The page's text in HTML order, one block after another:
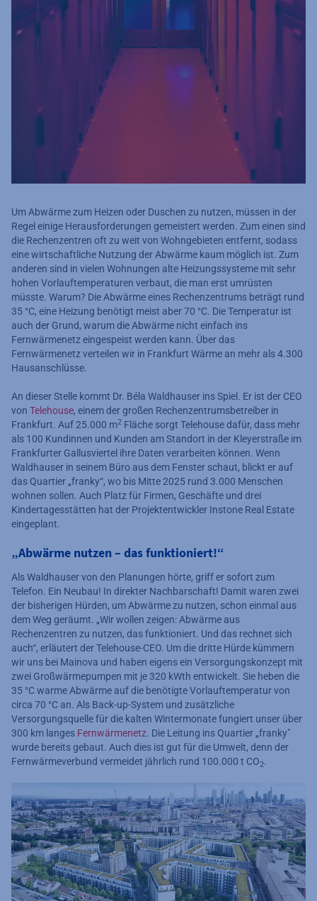
Um Abwärme zum Heizen oder Duschen zu nutzen, müssen in der
Regel einige Herausforderungen gemeistert werden. Zum einen sind
die Rechenzentren oft zu weit von Wohngebieten entfernt, sodass
eine wirtschaftliche Nutzung der Abwärme kaum möglich ist. Zum
anderen sind in vielen Wohnungen alte Heizungssysteme mit sehr
hohen Vorlauftemperaturen verbaut, die man erst umrüsten
müsste. Warum? Die Abwärme eines Rechenzentrums beträgt rund
35 °C, eine Heizung benötigt meist aber 70 °C. Die Temperatur ist
auch der Grund, warum die Abwärme nicht einfach ins
Fernwärmenetz eingespeist werden kann. Über das
Fernwärmenetz verteilen wir in Frankfurt Wärme an mehr als 4.300
Hausanschlüsse.
An dieser Stelle kommt Dr. Béla Waldhauser ins Spiel. Er ist der CEO
von Telehouse, einem der großen Rechenzentrumsbetreiber in
Frankfurt. Auf 25.000 m2 Fläche sorgt Telehouse dafür, dass mehr
als 100 Kundinnen und Kunden am Standort in der Kleyerstraße im
Frankfurter Gallusviertel ihre Daten verarbeiten können. Wenn
Waldhauser in seinem Büro aus dem Fenster schaut, blickt er auf
das Quartier „franky“, wo bis Mitte 2025 rund 3.000 Menschen
wohnen sollen. Auch Platz für Firmen, Geschäfte und drei
Kindertagesstätten hat der Projektentwickler Instone Real Estate
eingeplant.
„Abwärme nutzen – das funktioniert!“
Als Waldhauser von den Planungen hörte, griff er sofort zum
Telefon. Ein Neubau! In direkter Nachbarschaft! Damit waren zwei
der bisherigen Hürden, um Abwärme zu nutzen, schon einmal aus
dem Weg geräumt. „Wir wollen zeigen: Abwärme aus
Rechenzentren zu nutzen, das funktioniert. Und das rechnet sich
auch“, erläutert der Telehouse-CEO. Um die dritte Hürde kümmern
wir uns bei Mainova und haben eigens ein Versorgungskonzept mit
zwei Großwärmepumpen mit je 320 kWth entwickelt. Sie heben die
35 °C warme Abwärme auf die benötigte Vorlauftemperatur von
circa 70 °C an. Als Back-up-System und zusätzliche
Versorgungsquelle für die kalten Wintermonate fungiert unser über
300 km langes Fernwärmenetz. Die Leitung ins Quartier „franky"
wurde bereits gebaut. Auch dies ist gut für die Umwelt, denn der
Fernwärmeverbund vermeidet jährlich rund 100.000 t CO2.